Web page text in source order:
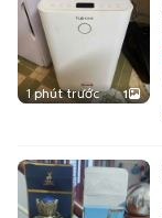
1 phút trước 1